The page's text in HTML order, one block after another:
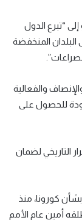
“تبرع الدول
البلدان المنخفضة
والفعالية
للحصول على
التاريخي لضمان
كورونا، منذ
أمين عام الأمم